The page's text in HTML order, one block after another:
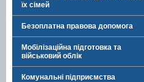
їх сімей
Безоплатна правова допомога
Мобілізаційна підготовка та
військовий облік
Комунальні підприємства